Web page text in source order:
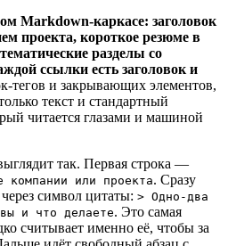
Markdown-каркасе: заголовок
проекта, короткое резюме в
разделы со
ссылки есть заголовок и
тегов и закрывающих элементов,
текст и стандартный
читается глазами и машиной
так. Первая строка —
компании или проекта. Сразу
символ цитаты: > Одно-два
и что делаете. Это самая
считывает именно её, чтобы за